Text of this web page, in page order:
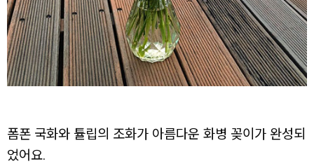
폼폰 국화와 튤립의 조화가 아름다운 화병 꽂이가 완성되
었어요.